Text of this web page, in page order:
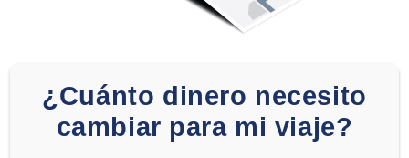
¿Cuánto dinero necesito
cambiar para mi viaje?